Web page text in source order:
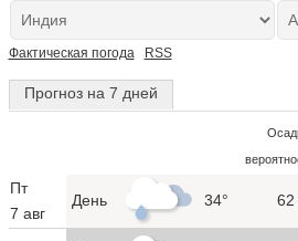
Фактическая погода RSS
Прогноз на 7 дней
Пт
7 авг
День 34° 62